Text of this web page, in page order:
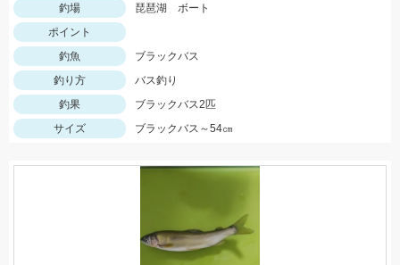
釣場
琵琶湖 ボート
ポイント
釣魚
ブラックバス
釣り方
バス釣り
釣果
ブラックバス2匹
サイズ
ブラックバス～54㎝